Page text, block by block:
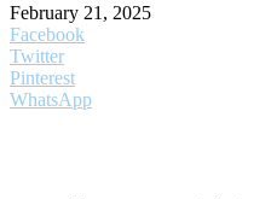
February 21, 2025
Facebook
Twitter
Pinterest
WhatsApp